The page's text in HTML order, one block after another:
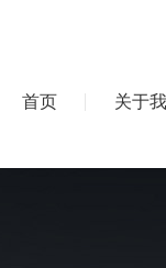
首页 关于